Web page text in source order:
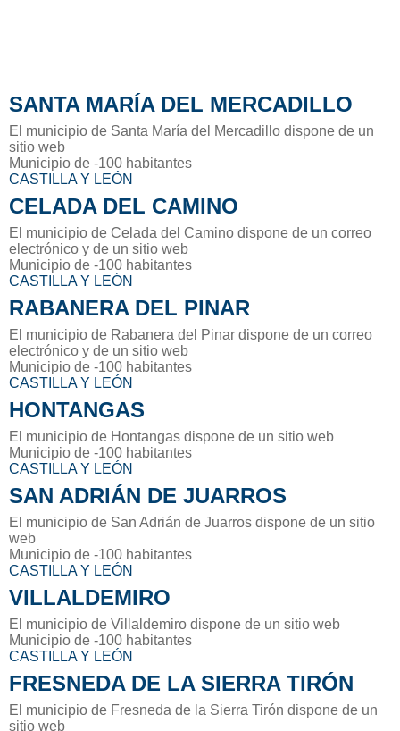
SANTA MARÍA DEL MERCADILLO
El municipio de Santa María del Mercadillo dispone de un
sitio web
Municipio de -100 habitantes
CASTILLA Y LEÓN
CELADA DEL CAMINO
El municipio de Celada del Camino dispone de un correo
electrónico y de un sitio web
Municipio de -100 habitantes
CASTILLA Y LEÓN
RABANERA DEL PINAR
El municipio de Rabanera del Pinar dispone de un correo
electrónico y de un sitio web
Municipio de -100 habitantes
CASTILLA Y LEÓN
HONTANGAS
El municipio de Hontangas dispone de un sitio web
Municipio de -100 habitantes
CASTILLA Y LEÓN
SAN ADRIÁN DE JUARROS
El municipio de San Adrián de Juarros dispone de un sitio
web
Municipio de -100 habitantes
CASTILLA Y LEÓN
VILLALDEMIRO
El municipio de Villaldemiro dispone de un sitio web
Municipio de -100 habitantes
CASTILLA Y LEÓN
FRESNEDA DE LA SIERRA TIRÓN
El municipio de Fresneda de la Sierra Tirón dispone de un
sitio web